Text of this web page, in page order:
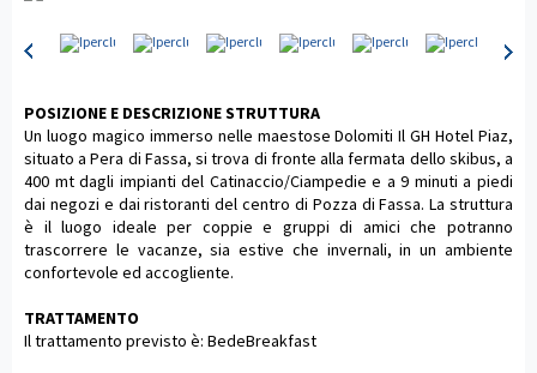
POSIZIONE E DESCRIZIONE STRUTTURA
Un luogo magico immerso nelle maestose Dolomiti Il GH Hotel Piaz,
situato a Pera di Fassa, si trova di fronte alla fermata dello skibus, a
400 mt dagli impianti del Catinaccio/Ciampedie e a 9 minuti a piedi
dai negozi e dai ristoranti del centro di Pozza di Fassa. La struttura
è il luogo ideale per coppie e gruppi di amici che potranno
trascorrere le vacanze, sia estive che invernali, in un ambiente
confortevole ed accogliente.
TRATTAMENTO
Il trattamento previsto è: BedeBreakfast